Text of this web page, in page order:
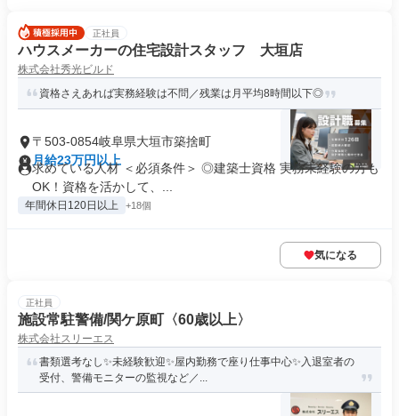
正社員
ハウスメーカーの住宅設計スタッフ 大垣店
株式会社秀光ビルド
資格さえあれば実務経験は不問／残業は月平均8時間以下◎
〒503-0854岐阜県大垣市築捨町
月給23万円以上
求めている人材 ＜必須条件＞ ◎建築士資格 実務未経験の方も
OK！資格を活かして、...
年間休日120日以上 +18個
気になる
正社員
施設常駐警備/関ケ原町〈60歳以上〉
株式会社スリーエス
書類選考なし✨未経験歓迎✨屋内勤務で座り仕事中心✨入退室者の
受付、警備モニターの監視など／...